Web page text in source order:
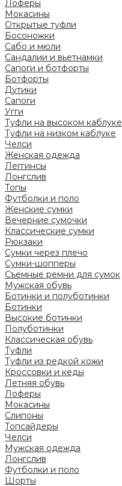
Лоферы
Мокасины
Открытые туфли
Босоножки
Сабо и мюли
Сандалии и вьетнамки
Сапоги и ботфорты
Ботфорты
Дутики
Сапоги
Угги
Туфли на высоком каблуке
Туфли на низком каблуке
Челси
Женская одежда
Леггинсы
Лонгслив
Топы
Футболки и поло
Женские сумки
Вечерние сумочки
Классические сумки
Рюкзаки
Сумки через плечо
Сумки-шопперы
Съемные ремни для сумок
Мужская обувь
Ботинки и полуботинки
Ботинки
Высокие ботинки
Полуботинки
Классическая обувь
Туфли
Туфли из редкой кожи
Кроссовки и кеды
Летняя обувь
Лоферы
Мокасины
Слипоны
Топсайдеры
Челси
Мужская одежда
Лонгслив
Футболки и поло
Шорты